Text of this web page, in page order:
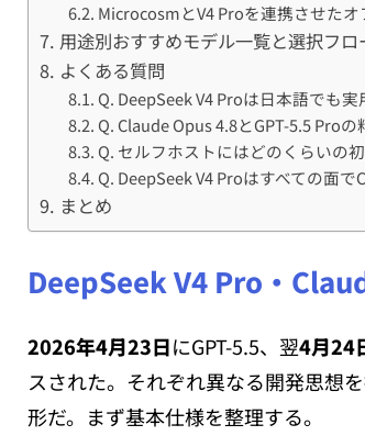
MicrocosmとV4 Proを連携させた
用途別おすすめモデル一覧と選択フロ
よくある質問
Q. DeepSeek V4 Proは日本語でも
Q. Claude Opus 4.8とGPT-5.5 Pro
Q. セルフホストにはどのくらいの
Q. DeepSeek V4 Proはすべての面
まとめ
DeepSeek V4 Pro・
2026年4月23日にGPT-5.5、翌4月24
スされた。それぞれ異なる開発思想
形だ。まず基本仕様を整理する。